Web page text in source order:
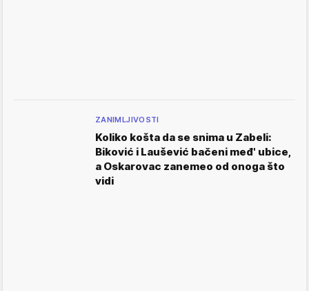
ZANIMLJIVOSTI
Koliko košta da se snima u Zabeli:
Biković i Laušević bačeni međ' ubice,
a Oskarovac zanemeo od onoga što
vidi